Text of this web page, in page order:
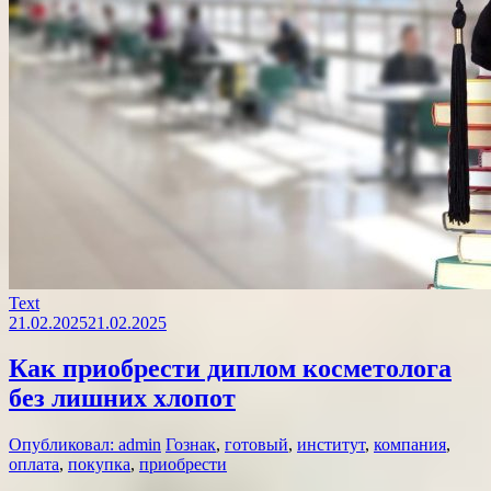
Text
21.02.202521.02.2025
Как приобрести диплом косметолога
без лишних хлопот
Опубликовал: admin Гознак, готовый, институт, компания,
оплата, покупка, приобрести